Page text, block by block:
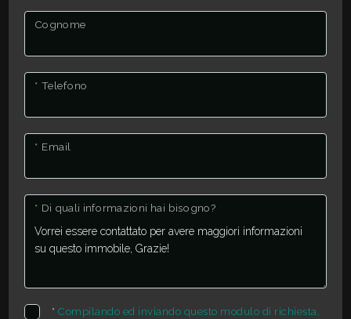
Cognome
* Telefono
* Email
* Di quali informazioni hai bisogno?
*Compilando ed inviando questo modulo di richiesta,